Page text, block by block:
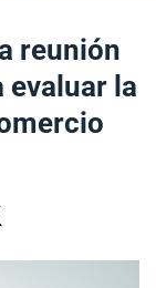
reunión
evaluar la